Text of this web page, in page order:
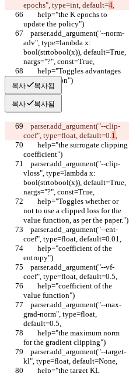
epochs", type=int, default=4,
update the policy")
adv", type=lambda x:
bool(strtobool(x)), default=True,
nargs="?", const=True,
normalization")
복사 복사됨
복사 복사됨
coef", type=float, default=0.1,
coefficient")
vloss", type=lambda x:
bool(strtobool(x)), default=True,
nargs="?", const=True,
not to use a clipped loss for the
value function, as per the paper.")
coef", type=float, default=0.01,
entropy")
coef", type=float, default=0.5,
value function")
grad-norm", type=float,
default=0.5,
for the gradient clipping")
kl", type=float, default=None,